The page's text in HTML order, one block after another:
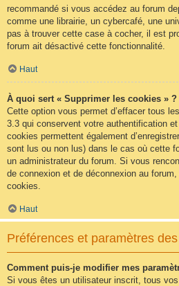
recommandé si vous accédez au forum
comme une librairie, un cybercafé, une
pas à trouver cette case à cocher, il est
forum ait désactivé cette fonctionnalité.
Haut
À quoi sert « Supprimer les cookies » ?
Cette option vous permet d’effacer tous
3.3 qui conservent votre authentification
cookies permettent également
sont lus ou non lus) dans le cas où cette
un administrateur du forum. Si vous
de connexion et de déconnexion au
cookies.
Haut
Préférences et paramètres
Comment puis-je modifier mes
Si vous êtes un utilisateur inscrit, tous